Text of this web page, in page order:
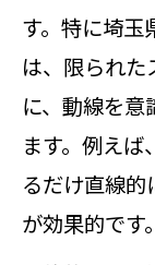
す。特に埼玉
は、限られた
に、動線を
ます。例え
るだけ直線
が効果的です。